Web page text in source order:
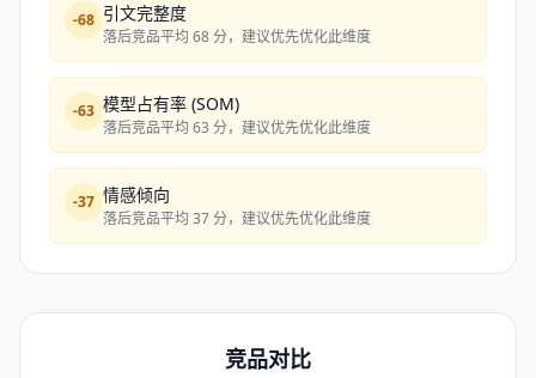
-68 引文完整度
落后竞品平均 68 分，建议优先优化此维度
-63 模型占有率 (SOM)
落后竞品平均 63 分，建议优先优化此维度
-37 情感倾向
落后竞品平均 37 分，建议优先优化此维度
竞品对比